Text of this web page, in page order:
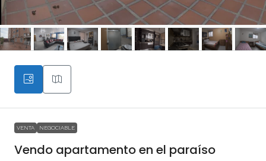
VENTA NEGOCIABLE
Vendo apartamento en el paraíso